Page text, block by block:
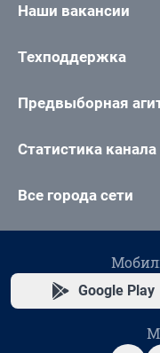
Наши вакансии
Техподдержка
Предвыборная
Статистика канала
Все города сети
Google Play